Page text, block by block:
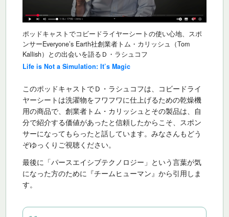
ポッドキャストでコビードライヤーシートの使い心地、スポ
ンサーEveryone’s Earth社創業者トム・カリッシュ（Tom
Kallish）との出会いを語るＤ・ラシュコフ
Life is Not a Simulation: It’s Magic
このポッドキャストでＤ・ラシュコフは、コビードライ
ヤーシートは洗濯物をフワフワに仕上げるための乾燥機
用の商品で、創業者トム・カリッシュとその製品は、自
分で紹介する価値があったと信頼したからこそ、スポン
サーになってもらったと話しています。みなさんもどう
ぞゆっくりご視聴ください。
最後に「パースエイシブテクノロジー」という言葉が気
になった方のために『チームヒューマン』から引用しま
す。